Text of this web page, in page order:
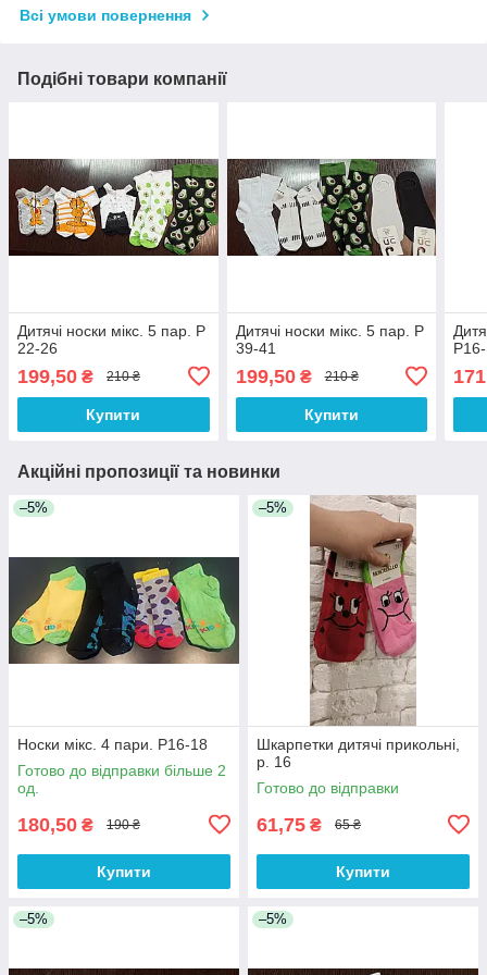
Всі умови повернення
Подібні товари компанії
Дитячі носки мікс. 5 пар. Р
22-26
199,50 ₴ 210 ₴
Купити
Дитячі носки мікс. 5 пар. Р
39-41
199,50₴ 210 ₴
Купити
171
Акційні пропозиції та новинки
–5%
Носки мікс. 4 пари. Р16-18
Готово до відправки більше 2
од.
180,50 ₴ 190 ₴
Купити
–5%
Шкарпетки дитячі прикольні,
р. 16
Готово до відправки
61,75 ₴ 65 ₴
Купити
–5% –5%